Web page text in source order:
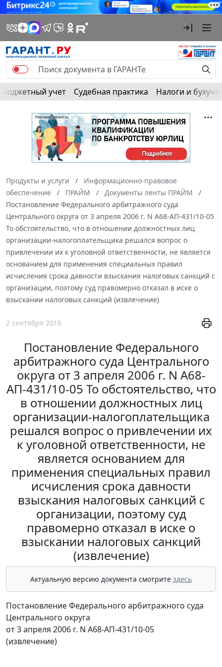
Бюджетный учет Судебная практика Налоги и
Продукты и услуги
Информационно-правовое
обеспечение
ПРАЙМ
Документы ленты ПРАЙМ
Постановление Федерального арбитражного суда
Центрального округа от 3 апреля 2006 г. N А68-АП-431/10-05
То обстоятельство, что в отношении должностных лиц
организации-налогоплательщика решался вопрос о
привлечении их к уголовной ответственности, не является
основанием для применения специальных правил
исчисления срока давности взыскания налоговых санкций с
организации, поэтому суд правомерно отказал в иске о
взыскании налоговых санкций (извлечение)
2 сентября 2016
Постановление Федерального
арбитражного суда Центрального
округа от 3 апреля 2006 г. N А68-
АП-431/10-05 То обстоятельство, что
в отношении должностных лиц
организации-налогоплательщика
решался вопрос о привлечении их
к уголовной ответственности, не
является основанием для
применения специальных правил
исчисления срока давности
взыскания налоговых санкций с
организации, поэтому суд
правомерно отказал в иске о
взыскании налоговых санкций
(извлечение)
Актуальную версию документа смотрите здесь
Постановление Федерального арбитражного суда
Центрального округа
от 3 апреля 2006 г. N А68-АП-431/10-05
(извлечение)